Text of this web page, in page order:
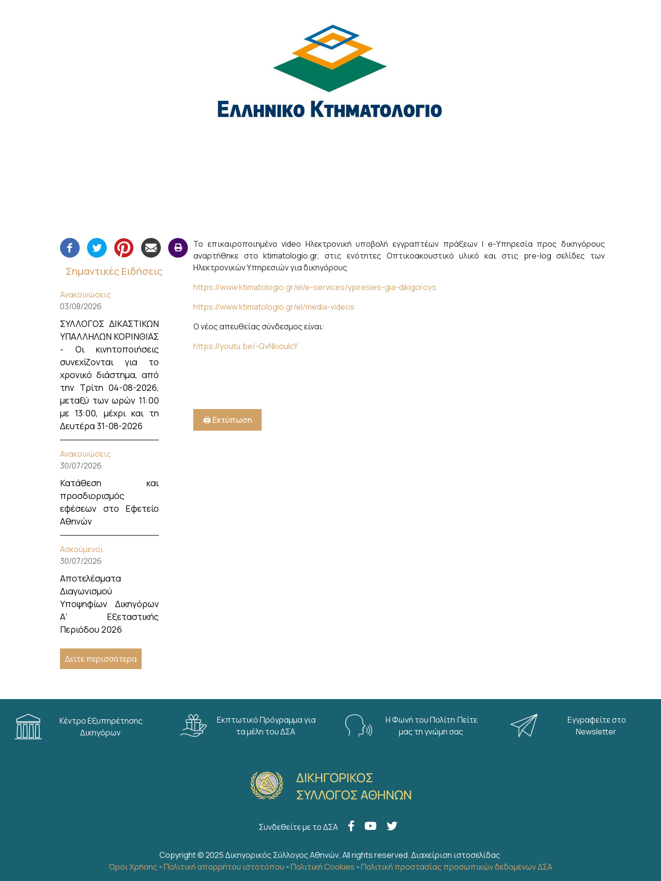
Σημαντικές Ειδήσεις
Ανακοινώσεις
03/08/2026
ΣΥΛΛΟΓΟΣ ΔΙΚΑΣΤΙΚΩΝ
ΥΠΑΛΛΗΛΩΝ ΚΟΡΙΝΘΙΑΣ
- Οι κινητοποιήσεις
συνεχίζονται για το
χρονικό διάστημα, από
την Τρίτη 04-08-2026,
μεταξύ των ωρών 11:00
με 13:00, μέχρι και τη
Δευτέρα 31-08-2026
Ανακοινώσεις
30/07/2026
Κατάθεση και
προσδιορισμός
εφέσεων στο Εφετείο
Αθηνών
Ασκούμενοι
30/07/2026
Αποτελέσματα
Διαγωνισμού
Υποψηφίων Δικηγόρων
Α’ Εξεταστικής
Περιόδου 2026
Δείτε περισσότερα
Το επικαιροποιημένο video Ηλεκτρονική υποβολή εγγραπτέων πράξεων | e-Υπηρεσία προς δικηγόρους
αναρτήθηκε στο ktimatologio.gr, στις ενότητες Οπτικοακουστικό υλικό και στις pre-log σελίδες των
Ηλεκτρονικών Υπηρεσιών για δικηγόρους
https://www.ktimatologio.gr/el/e-services/ypiresies-gia-dikigoroys
https://www.ktimatologio.gr/el/media-videos
Ο νέος απευθείας σύνδεσμος είναι:
https://youtu.be/-QvNkiouIcY
🖨️ Εκτύπωση
Κέντρο Εξυπηρέτησης
Δικηγόρων
Εκπτωτικό Πρόγραμμα για
τα μέλη του ΔΣΑ
Η Φωνή του Πολίτη:Πείτε
μας τη γνώμη σας
Εγγραφείτε στο
Newsletter
Συνδεθείτε με το ΔΣΑ
Copyright © 2025 Δικηγορικός Σύλλογος Αθηνών. All rights reserved.Διαχείριση ιστοσελίδας
Όροι Χρήσης -Πολιτική απορρήτου ιστοτόπου -Πολιτική Cookies -Πολιτική προστασίας προσωπικών δεδομένων ΔΣΑ